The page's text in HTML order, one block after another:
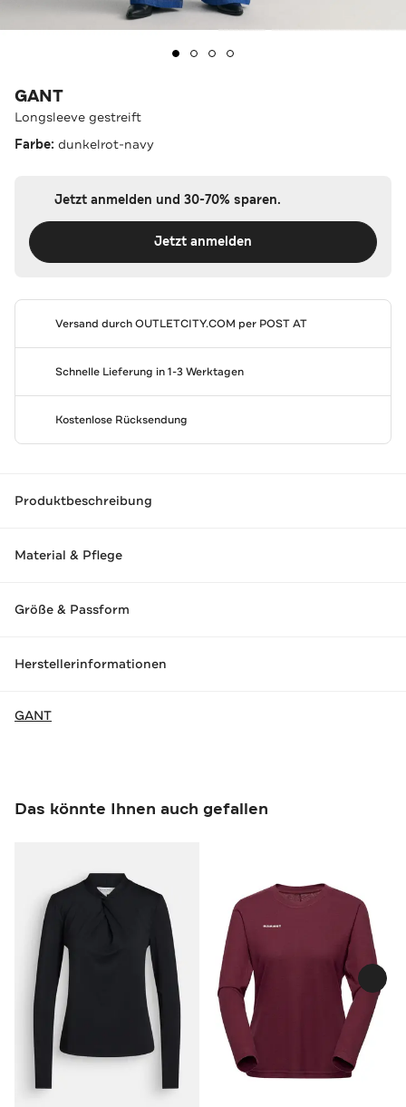
GANT
Longsleeve gestreift
Farbe: dunkelrot-navy
Jetzt anmelden und 30-70% sparen.
Jetzt anmelden
Versand durchOUTLETCITY.COM per POST AT
Schnelle Lieferung in 1-3 Werktagen
Kostenlose Rücksendung
Produktbeschreibung
Material & Pflege
Größe & Passform
Herstellerinformationen
GANT
Das könnte Ihnen auch gefallen